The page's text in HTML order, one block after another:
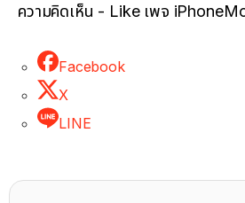
ความคิดเห็น - Like เพจ
Facebook
X
LINE